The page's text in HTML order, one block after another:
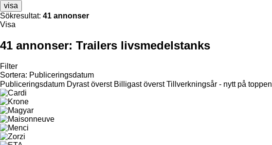
visa
Sökresultat: 41 annonser
Visa
41 annonser: Trailers livsmedelstanks
Filter
Sortera: Publiceringsdatum
Publiceringsdatum Dyrast överst Billigast överst Tillverkningsår - nytt på toppen